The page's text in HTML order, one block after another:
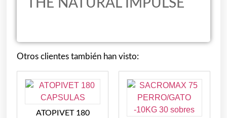
THE NATURAL IMPULSE
Otros clientes también han visto:
ATOPIVET 180